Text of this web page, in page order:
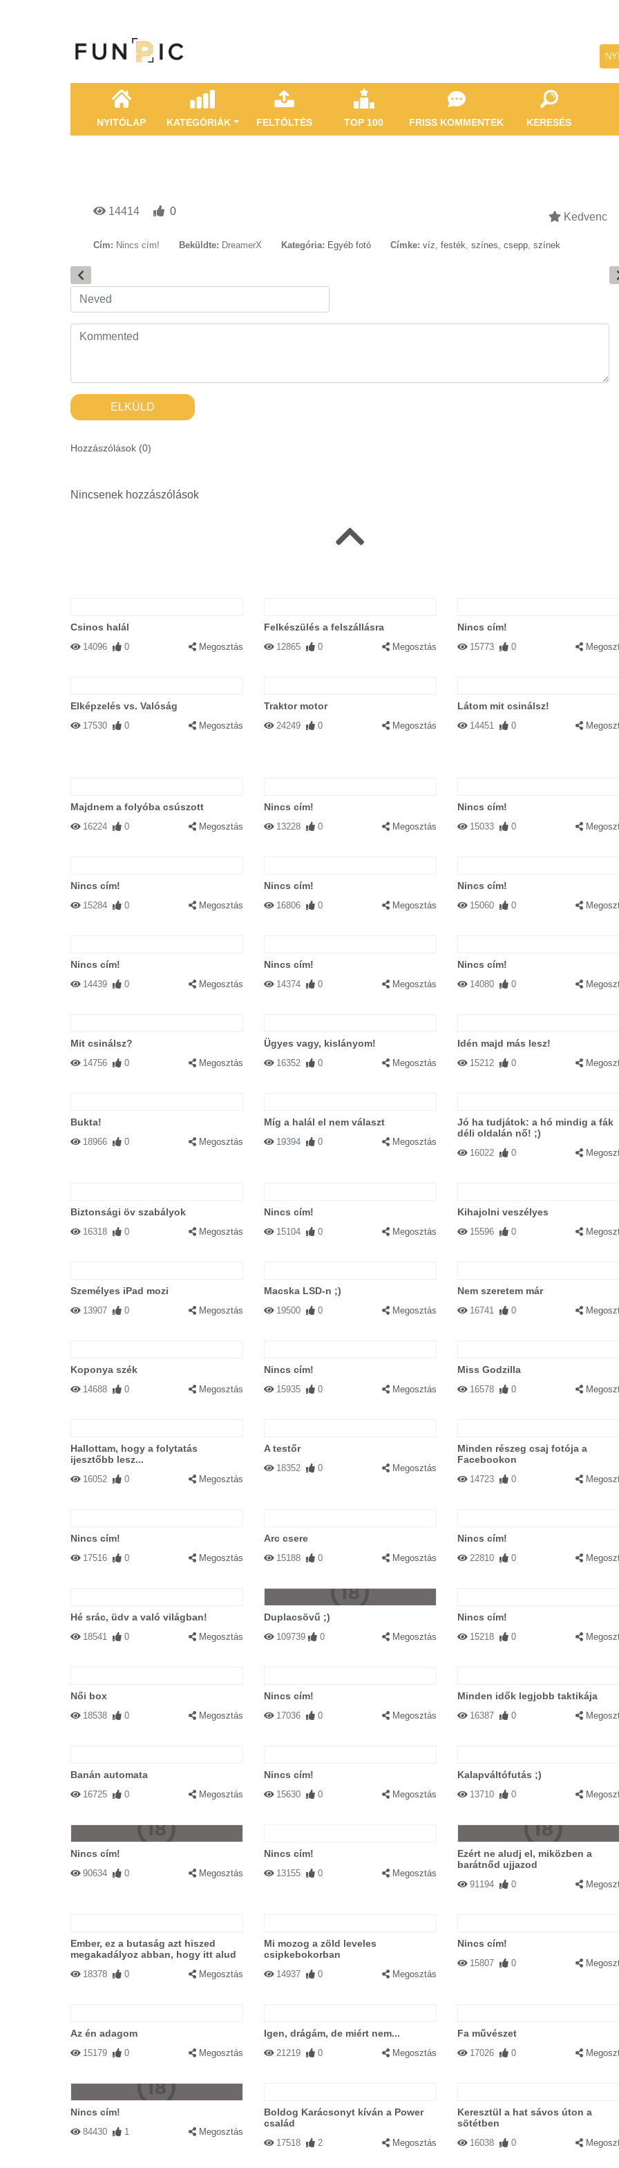
NYITÓLAP KATEGÓRIÁK FELTÖLTÉS TOP 100 FRISS KOMMENTEK KERESÉS
14414 0 Kedvenc
Cím: Nincs cím! Beküldte: DreamerX Kategória: Egyéb fotó Címke: víz, festék, színes, csepp, színek
ELKÜLD
Hozzászólások (0)
Nincsenek hozzászólások
Csinos halál
14096 0 Megosztás
Felkészülés a felszállásra
12865 0 Megosztás
Nincs cím!
15773 0
Elképzelés vs. Valóság
17530 0 Megosztás
Traktor motor
24249 0 Megosztás
Látom mit csinálsz!
14451 0
Majdnem a folyóba csúszott
16224 0 Megosztás
Nincs cím!
13228 0 Megosztás
Nincs cím!
15033 0
Nincs cím!
15284 0 Megosztás
Nincs cím!
16806 0 Megosztás
Nincs cím!
15060 0
Nincs cím!
14439 0 Megosztás
Nincs cím!
14374 0 Megosztás
Nincs cím!
14080 0
Mit csinálsz?
14756 0 Megosztás
Ügyes vagy, kislányom!
16352 0 Megosztás
Idén majd más lesz!
15212 0
Bukta!
18966 0 Megosztás
Míg a halál el nem választ
19394 0 Megosztás
Jó ha tudjátok: a hó mindig a fák
déli oldalán nő! ;)
16022 0
Biztonsági öv szabályok
16318 0 Megosztás
Nincs cím!
15104 0 Megosztás
Kihajolni veszélyes
15596 0
Személyes iPad mozi
13907 0 Megosztás
Macska LSD-n ;)
19500 0 Megosztás
Nem szeretem már
16741 0
Koponya szék
14688 0 Megosztás
Nincs cím!
15935 0 Megosztás
Miss Godzilla
16578 0
Hallottam, hogy a folytatás
ijesztőbb lesz...
16052 0 Megosztás
A testőr
18352 0 Megosztás
Minden részeg csaj fotója a
Facebookon
14723 0
Nincs cím!
17516 0 Megosztás
Arc csere
15188 0 Megosztás
Nincs cím!
22810 0
Hé srác, üdv a való világban!
18541 0 Megosztás
Duplacsövű ;)
109739 0 Megosztás
Nincs cím!
15218 0
Női box
18538 0 Megosztás
Nincs cím!
17036 0 Megosztás
Minden idők legjobb taktikája
16387 0
Banán automata
16725 0 Megosztás
Nincs cím!
15630 0 Megosztás
Kalapváltófutás ;)
13710 0
Nincs cím!
90634 0 Megosztás
Nincs cím!
13155 0 Megosztás
Ezért ne aludj el, miközben a
barátnőd ujjazod
91194 0
Ember, ez a butaság azt hiszed
megakadályoz abban, hogy itt alud
18378 0 Megosztás
Mi mozog a zöld leveles
csipkebokorban
14937 0 Megosztás
Nincs cím!
15807 0
Az én adagom
15179 0 Megosztás
Igen, drágám, de miért nem...
21219 0 Megosztás
Fa művészet
17026 0
Nincs cím!
84430 1 Megosztás
Boldog Karácsonyt kíván a Power
család
17518 2 Megosztás
Keresztül a hat sávos úton a
sötétben
16038 0